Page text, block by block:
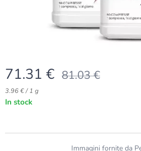
71.31 € 81.03€
3.96 € / 1 g
In stock
Immagini fornite da